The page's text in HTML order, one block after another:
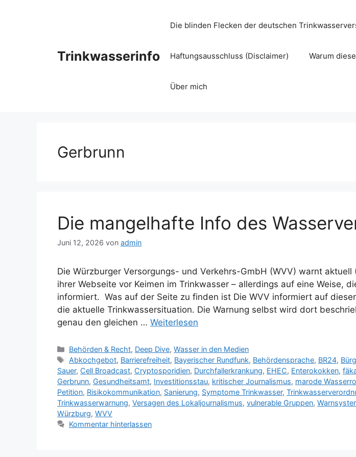
Trinkwasserinfo
Die blinden Flecken der deutschen
Haftungsausschluss (Disclaimer) Warum
Über mich
Gerbrunn
Die mangelhafte Info des
Juni 12, 2026 von admin
Die Würzburger Versorgungs- und Verkehrs-GmbH (WVV) warnt aktuell
ihrer Webseite vor Keimen im Trinkwasser – allerdings auf eine Weise,
informiert. Was auf der Seite zu finden ist Die WVV informiert auf
die aktuelle Trinkwassersituation. Die Warnung selbst wird dort
genau den gleichen … Weiterlesen
Kategorien
Behörden & Recht, Deep Dive,Wasser in den Medien
Schlagwörter
Abkochgebot, Barrierefreiheit, Bayerischer Rundfunk, Behördensprache, BR24,
Sauer, Cell Broadcast, Cryptosporidien, Durchfallerkrankung, EHEC, Enterokokken,
Gerbrunn, Gesundheitsamt, Investitionsstau, kritischer Journalismus, marode
Petition, Risikokommunikation, Sanierung, Symptome Trinkwasser,
Trinkwasserwarnung, Versagen des Lokaljournalismus, vulnerable Gruppen,
Würzburg, WVV
Kommentar hinterlassen